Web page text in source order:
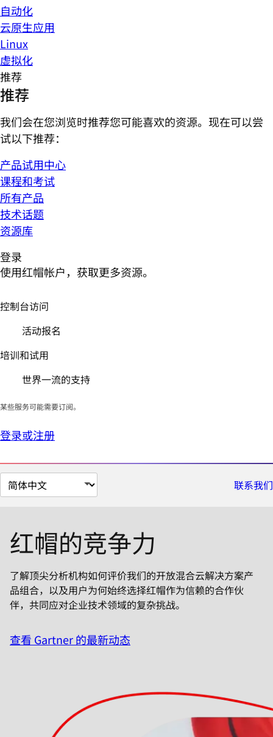
自动化
云原生应用
Linux
虚拟化
推荐
推荐
我们会在您浏览时推荐您可能喜欢的资源。现在可以尝
试以下推荐：
产品试用中心
课程和考试
所有产品
技术话题
资源库
登录
使用红帽帐户，获取更多资源。
控制台访问
活动报名
培训和试用
世界一流的支持
某些服务可能需要订阅。
登录或注册
切
换
语
联系我们
红帽的竞争力
了解顶尖分析机构如何评价我们的开放混合云解决方案产
品组合，以及用户为何始终选择红帽作为信赖的合作伙
伴，共同应对企业技术领域的复杂挑战。
查看 Gartner 的最新动态